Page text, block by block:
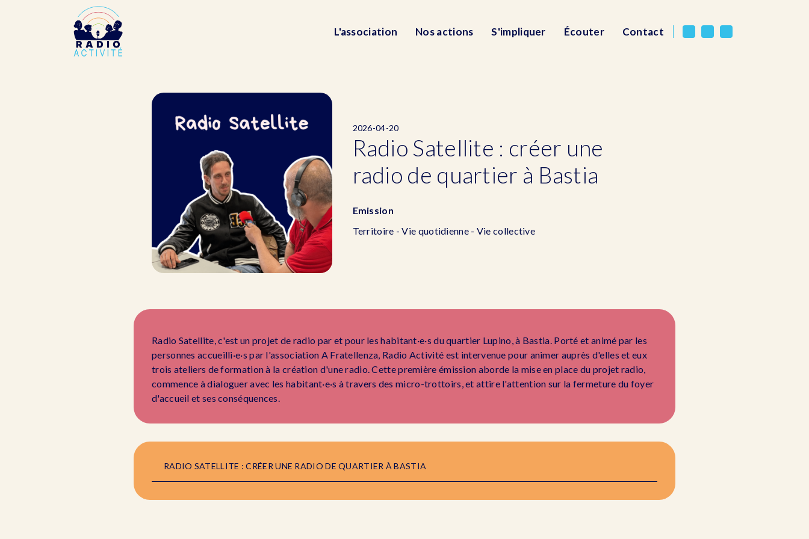
L'association Nos actions S'impliquer Écouter Contact
2026-04-20
Radio Satellite : créer une
radio de quartier à Bastia
Emission
Territoire - Vie quotidienne - Vie collective
Radio Satellite, c'est un projet de radio par et pour les habitant·e·s du quartier Lupino, à Bastia. Porté et animé par les
personnes accueilli·e·s par l'association A Fratellenza, Radio Activité est intervenue pour animer auprès d'elles et eux
trois ateliers de formation à la création d'une radio. Cette première émission aborde la mise en place du projet radio,
commence à dialoguer avec les habitant·e·s à travers des micro-trottoirs, et attire l'attention sur la fermeture du foyer
d'accueil et ses conséquences.
RADIO SATELLITE : CRÉER UNE RADIO DE QUARTIER À BASTIA